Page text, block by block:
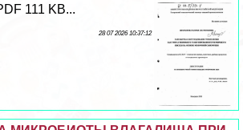
111 KB...
28 07 2026 10:37:12